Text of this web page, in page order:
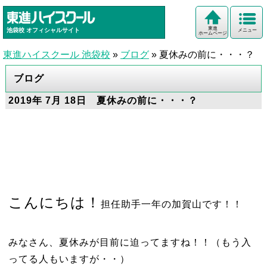
池袋校 オフィシャルサイト メニュー
東進
ホームページ
東進ハイスクール 池袋校 » ブログ » 夏休みの前に・・・？
ブログ
2019年 7月 18日 夏休みの前に・・・？
こんにちは！ 担任助手一年の加賀山です！！
みなさん、夏休みが目前に迫ってますね！！（もう入
ってる人もいますが・・）